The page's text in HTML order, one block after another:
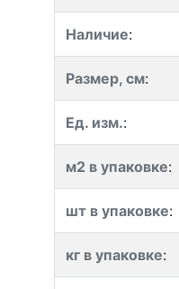
Наличие:
Размер, см:
Ед. изм.:
м2 в упаковке:
шт в упаковке:
кг в упаковке: